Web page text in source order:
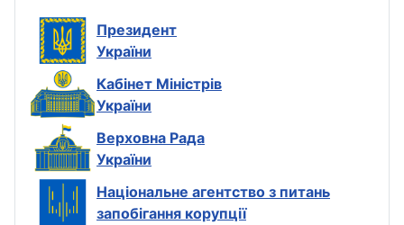
Президент
України
Кабінет Міністрів
України
Верховна Рада
України
Національне агентство з питань
запобігання корупції